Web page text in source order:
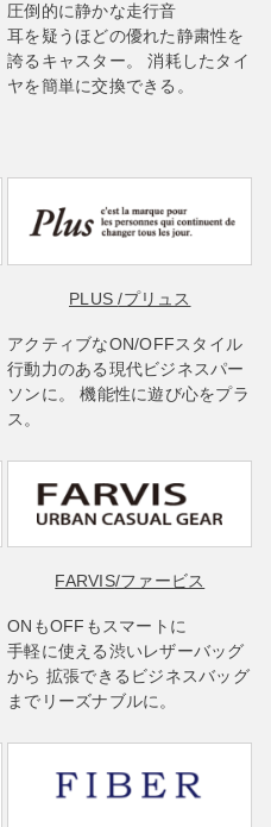
圧倒的に静かな走行音
耳を疑うほどの優れた静粛性を
誇るキャスター。 消耗したタイ
ヤを簡単に交換できる。
PLUS/プリュス
アクティブなON/OFFスタイル
行動力のある現代ビジネスパー
ソンに。 機能性に遊び心をプラ
ス。
FARVIS/ファービス
ONもOFFもスマートに
手軽に使える渋いレザーバッグ
から 拡張できるビジネスバッグ
までリーズナブルに。